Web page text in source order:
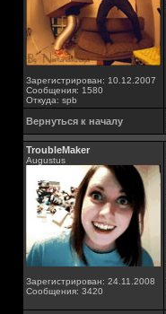
Зарегистрирован: 10.12.2007
Сообщения: 1580
Откуда: spb
Вернуться к началу
TroubleMaker
Augustus
Зарегистрирован: 24.11.2008
Сообщения: 3420